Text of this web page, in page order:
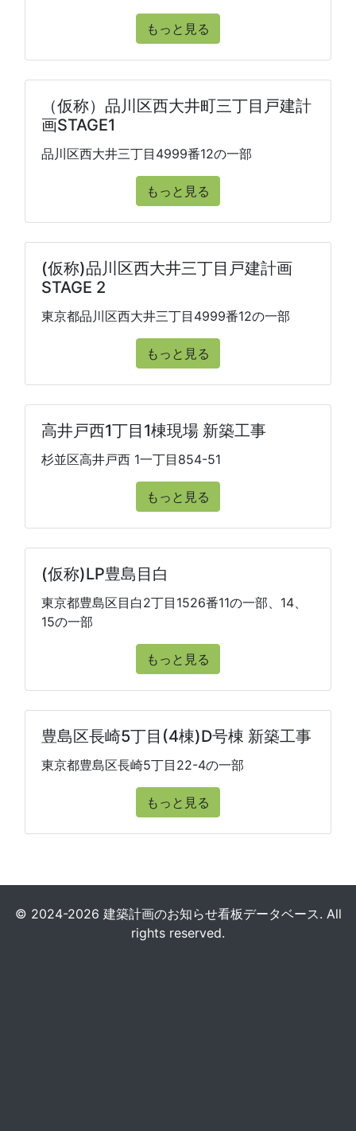
もっと見る
（仮称）品川区西大井町三丁目戸建計
画STAGE1
品川区西大井三丁目4999番12の一部
もっと見る
(仮称)品川区西大井三丁目戸建計画
STAGE 2
東京都品川区西大井三丁目4999番12の一部
もっと見る
高井戸西1丁目1棟現場 新築工事
杉並区高井戸西 1一丁目854-51
もっと見る
(仮称)LP豊島目白
東京都豊島区目白2丁目1526番11の一部、14、
15の一部
もっと見る
豊島区長崎5丁目(4棟)D号棟 新築工事
東京都豊島区長崎5丁目22-4の一部
もっと見る
© 2024-2026 建築計画のお知らせ看板データベース. All
rights reserved.